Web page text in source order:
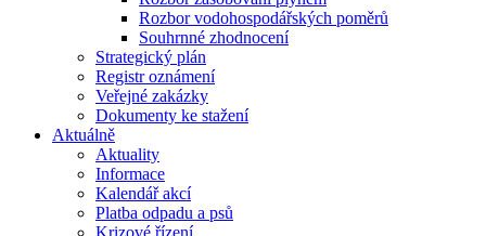
Rozbor vodohospodářských poměrů
Souhrnné zhodnocení
Strategický plán
Registr oznámení
Veřejné zakázky
Dokumenty ke stažení
Aktuálně
Aktuality
Informace
Kalendář akcí
Platba odpadu a psů
Krizové řízení